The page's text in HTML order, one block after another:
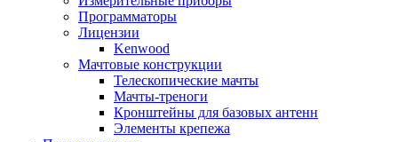
Программаторы
Лицензии
Kenwood
Мачтовые конструкции
Телескопические мачты
Мачты-треноги
Кронштейны для базовых антенн
Элементы крепежа